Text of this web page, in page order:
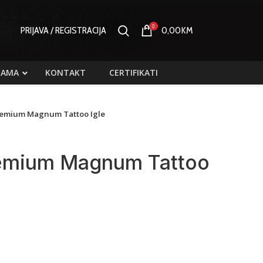
PRIJAVA / REGISTRACIJA 0 0,00KM
KONTAKT CERTIFIKATI
Magnum Tattoo Igle
Magnum Tattoo